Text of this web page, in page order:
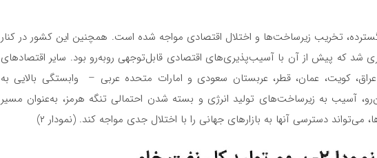
گسترده، تخریب زیرساخت‌ها و اختلال اقتصادی مواجه شده‌ است. همچنین‌ این کشور در کنار
شد که پیش از آن با آسیب‌پذیری‌های اقتصادی قابل‌توجهی روبه‌رو بود. سایر اقتصادهای
کویت، عمان، قطر، عربستان سعودی و امارات متحده عربی – وابستگی بالایی به
آسیب به زیرساخت‌های تولید انرژی و بسته شدن احتمالی تنگه هرمز، به‌عنوان مسیر
می‌تواند دسترسی آنها به بازارهای جهانی را با اختلال جدی مواجه کند. (نمودار ۲)